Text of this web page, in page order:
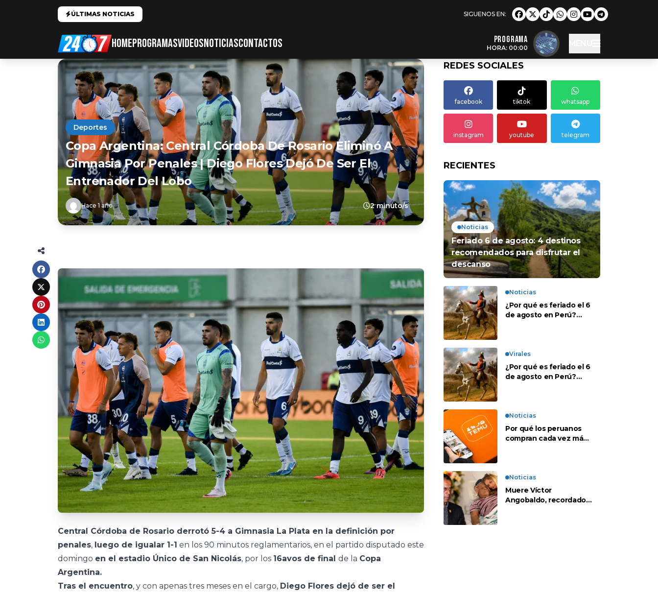
ÚLTIMAS NOTICIAS
HOMEPROGRAMASVIDEOSNOTICIASCONTACTOS Programa
HORA: 00:00
Deportes
Copa Argentina: Central Córdoba De Rosario Eliminó A
Gimnasia Por Penales | Diego Flores Dejó De Ser El
Entrenador Del Lobo
Hace 1 año 2 minuto/s
Central Córdoba de Rosario derrotó 5-4 a Gimnasia La Plata en la definición por
penales, luego de igualar 1-1 en los 90 minutos reglamentarios, en el partido disputado este
domingo en el estadio Único de San Nicolás, por los 16avos de final de la Copa
Argentina.
Tras el encuentro, y con apenas tres meses en el cargo, Diego Flores dejó de ser el
REDES SOCIALES
facebook tiktok whatsapp
instagram youtube telegram
RECIENTES
Noticias
Feriado 6 de agosto: 4 destinos
recomendados para disfrutar el
descanso
Noticias
¿Por qué es feriado el 6
de agosto en Perú?
Virales
¿Por qué es feriado el 6
de agosto en Perú?
Noticias
Por qué los peruanos
compran cada vez más
Noticias
Muere Víctor
Angobaldo, recordado